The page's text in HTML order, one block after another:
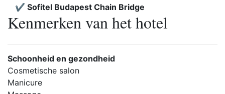
✔️ Sofitel Budapest Chain Bridge
Kenmerken van het hotel
Schoonheid en gezondheid
Cosmetische salon
Manicure